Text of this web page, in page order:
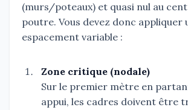
(murs/poteaux) et quasi nul au
poutre. Vous devez donc appliquer
espacement variable :
Zone critique (nodale)
Sur le premier mètre en
appui, les cadres doivent être